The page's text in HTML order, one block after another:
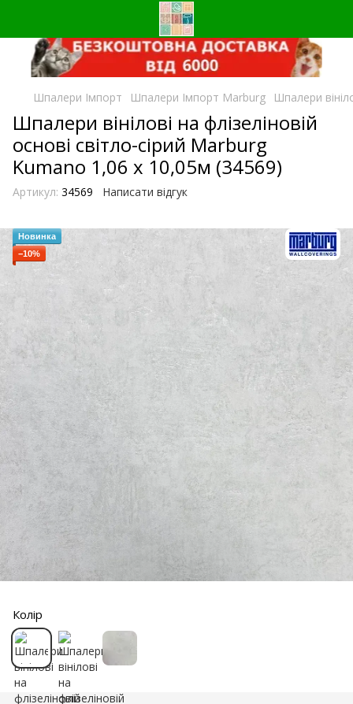
Шпалери Імпорт Шпалери Імпорт Marburg Шпалери
Шпалери вінілові на флізеліновій
основі світло-сірий Marburg
Kumano 1,06 х 10,05м (34569)
Артикул: 34569 Написати відгук
Новинка
−10%
Колір